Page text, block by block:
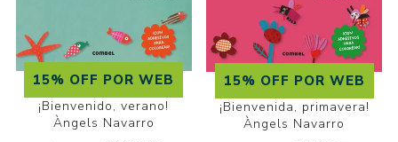
15% OFF POR WEB
¡Bienvenido, verano!
Àngels Navarro
15% OFF POR WEB
¡Bienvenida, primavera!
Àngels Navarro